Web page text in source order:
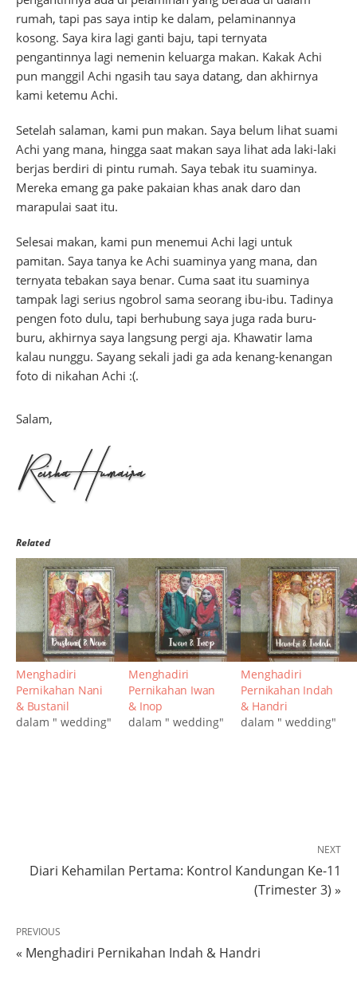
rumah, tapi pas saya intip ke dalam, pelaminannya
kosong. Saya kira lagi ganti baju, tapi ternyata
pengantinnya lagi nemenin keluarga makan. Kakak Achi
pun manggil Achi ngasih tau saya datang, dan akhirnya
kami ketemu Achi.
Setelah salaman, kami pun makan. Saya belum lihat suami
Achi yang mana, hingga saat makan saya lihat ada laki-laki
berjas berdiri di pintu rumah. Saya tebak itu suaminya.
Mereka emang ga pake pakaian khas anak daro dan
marapulai saat itu.
Selesai makan, kami pun menemui Achi lagi untuk
pamitan. Saya tanya ke Achi suaminya yang mana, dan
ternyata tebakan saya benar. Cuma saat itu suaminya
tampak lagi serius ngobrol sama seorang ibu-ibu. Tadinya
pengen foto dulu, tapi berhubung saya juga rada buru-
buru, akhirnya saya langsung pergi aja. Khawatir lama
kalau nunggu. Sayang sekali jadi ga ada kenang-kenangan
foto di nikahan Achi :(.
Salam,
Related
Menghadiri
Pernikahan Nani
& Bustanil
dalam " wedding"
Menghadiri
Pernikahan Iwan
& Inop
dalam " wedding"
Menghadiri
Pernikahan Indah
& Handri
dalam " wedding"
NEXT
Diari Kehamilan Pertama: Kontrol Kandungan Ke-11
(Trimester 3) »
PREVIOUS
« Menghadiri Pernikahan Indah & Handri